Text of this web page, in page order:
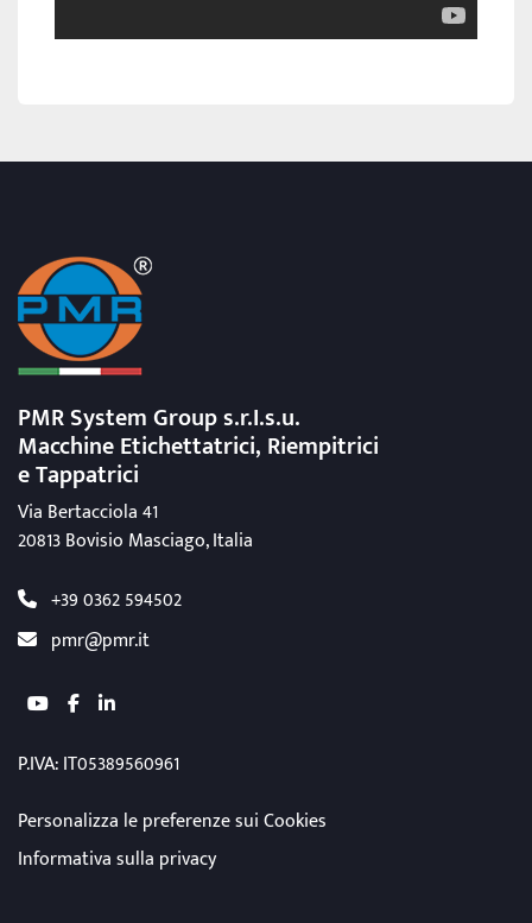
PMR System Group s.r.I.s.u.
Macchine Etichettatrici, Riempitrici
e Tappatrici
Via Bertacciola 41
20813 Bovisio Masciago, Italia
+39 0362 594502
pmr@pmr.it
youtubefacebooklinkedin
P.IVA: IT05389560961
Personalizza le preferenze sui Cookies
Informativa sulla privacy